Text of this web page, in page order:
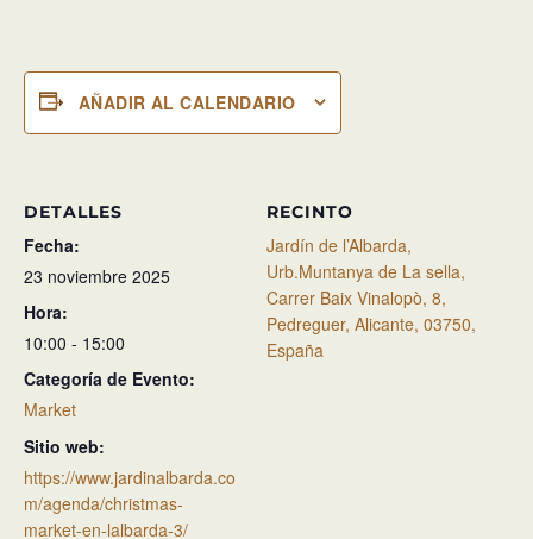
AÑADIR AL CALENDARIO
DETALLES
Fecha:
23 noviembre 2025
Hora:
10:00 - 15:00
Categoría de Evento:
Market
Sitio web:
https://www.jardinalbarda.co
m/agenda/christmas-
market-en-lalbarda-3/
RECINTO
Jardín de l’Albarda,
Urb.Muntanya de La sella,
Carrer Baix Vinalopò, 8,
Pedreguer, Alicante, 03750,
España